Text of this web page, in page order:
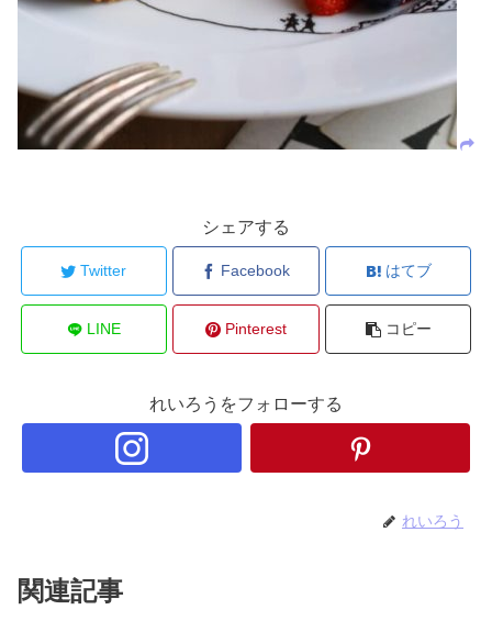
シェアする
Twitter Facebook はてブ
LINE Pinterest コピー
れいろうをフォローする
れいろう
関連記事